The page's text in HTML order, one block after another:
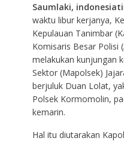
Saumlaki,
waktu libur kerjanya,
Kepulauan Tanimbar
Komisaris Besar Polisi
melakukan kunjungan
Sektor (Mapolsek)
berjuluk Duan Lolat,
Polsek Kormomolin,
kemarin.
Hal itu diutarakan